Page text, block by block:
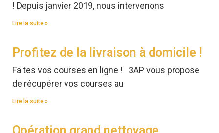
! Depuis janvier 2019, nous intervenons
Lire la suite »
Profitez de la livraison à domicile !
Faites vos courses en ligne ! 3AP vous propose
de récupérer vos courses au
Lire la suite »